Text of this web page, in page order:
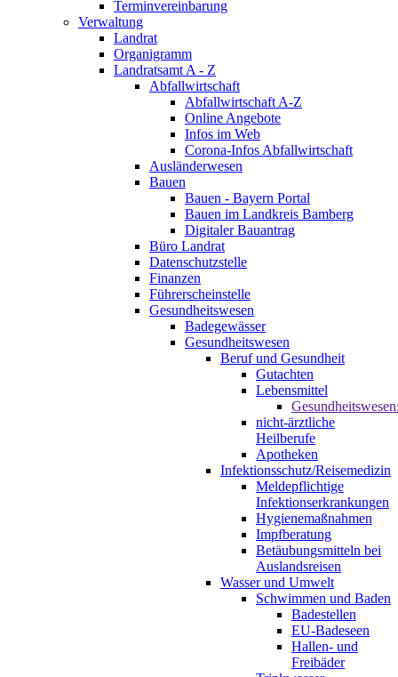
Terminvereinbarung
Verwaltung
Landrat
Organigramm
Landratsamt A - Z
Abfallwirtschaft
Abfallwirtschaft A-Z
Online Angebote
Infos im Web
Corona-Infos Abfallwirtschaft
Ausländerwesen
Bauen
Bauen - Bayern Portal
Bauen im Landkreis Bamberg
Digitaler Bauantrag
Büro Landrat
Datenschutzstelle
Finanzen
Führerscheinstelle
Gesundheitswesen
Badegewässer
Gesundheitswesen
Beruf und Gesundheit
Gutachten
Lebensmittel
nicht-ärztliche
Heilberufe
Apotheken
Infektionsschutz/Reisemedizin
Meldepflichtige
Infektionserkrankungen
Hygienemaßnahmen
Impfberatung
Betäubungsmitteln bei
Auslandsreisen
Wasser und Umwelt
Schwimmen und Baden
Badestellen
EU-Badeseen
Hallen- und
Freibäder